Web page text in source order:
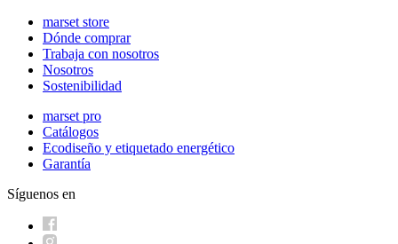
marset store
Dónde comprar
Trabaja con nosotros
Nosotros
Sostenibilidad
marset pro
Catálogos
Ecodiseño y etiquetado energético
Garantía
Síguenos en